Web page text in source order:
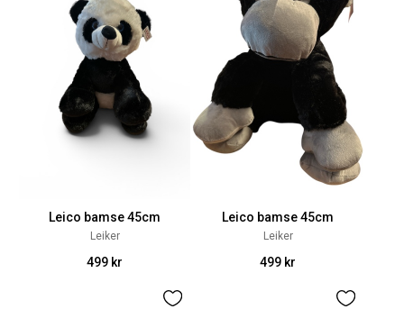
Leico bamse 45cm
Leiker
499 kr
Leico bamse 45cm
Leiker
499 kr